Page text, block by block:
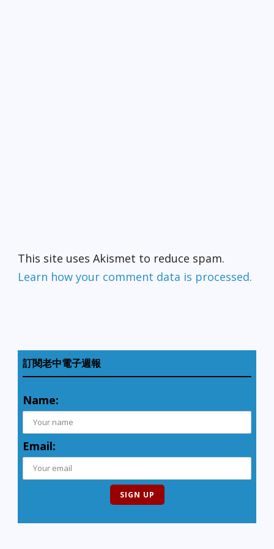
This site uses Akismet to reduce spam.
Learn how your comment data is processed.
訂閱老中電子週報
Name:
Email: